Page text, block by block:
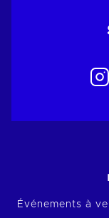
Événements à